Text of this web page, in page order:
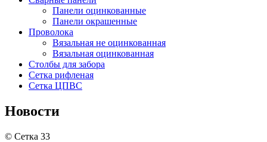
Панели оцинкованные
Панели окрашенные
Проволока
Вязальная не оцинкованная
Вязальная оцинкованная
Столбы для забора
Сетка рифленая
Сетка ЦПВС
Новости
© Сетка 33